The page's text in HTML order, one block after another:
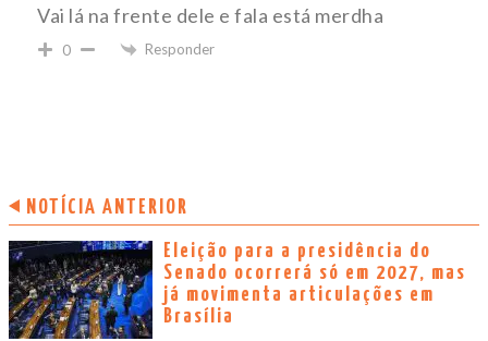
Vai lá na frente dele e fala está merdha
0 Responder
NOTÍCIA ANTERIOR
Eleição para a presidência do
Senado ocorrerá só em 2027, mas
já movimenta articulações em
Brasília